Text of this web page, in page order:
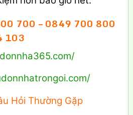
700 – 0849 700 800
103
Hỏi Thường Gặp